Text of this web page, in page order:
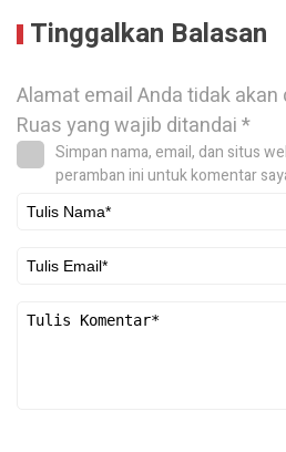
Tinggalkan Balasan
Alamat email Anda tidak akan
Ruas yang wajib ditandai*
Simpan nama, email, dan situs
peramban ini untuk komentar